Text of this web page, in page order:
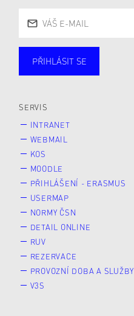
Studující
PŘIHLÁSIT SE
SERVIS
INTRANET
WEBMAIL
KOS
MOODLE
PŘIHLÁŠENÍ - ERASMUS
USERMAP
NORMY ČSN
DETAIL ONLINE
RUV
REZERVACE
PROVOZNÍ DOBA A SLUŽBY
V3S